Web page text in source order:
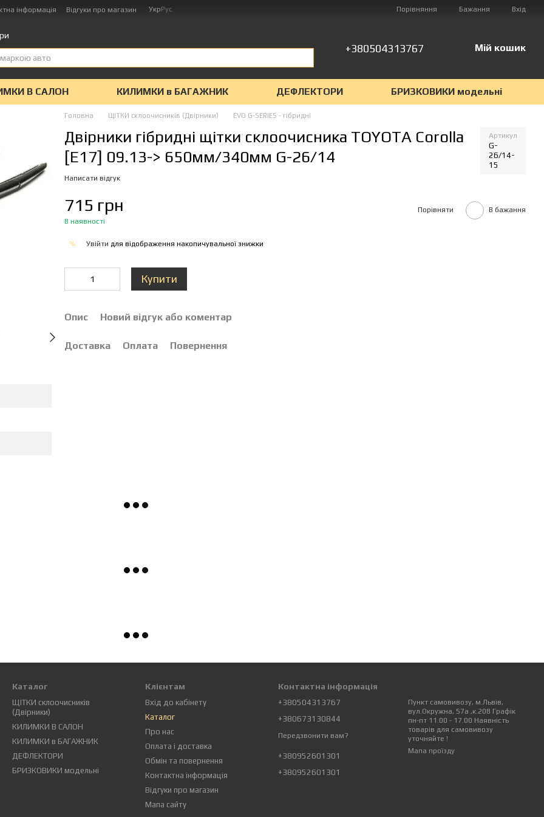
інформація Відгуки про магазин УкрРус Порівняння Бажання Вхід
+380504313767 Мій кошик
В САЛОН КИЛИМКИ в БАГАЖНИК ДЕФЛЕКТОРИ БРИЗКОВИКИ модельні
Головна ЩІТКИ склоочисників (Двірники) EVO G-SERIES - гібридні
Двірники гібридні щітки склоочисника TOYOTA Corolla
[E17] 09.13-> 650мм/340мм G-26/14
Артикул
G-
26/14-
15
Написати відгук
715 грн
В наявності
Порівняти В бажання
% Увійти для відображення накопичувальної знижки
Купити
Опис Новий відгук або коментар
Доставка Оплата Повернення
Каталог
ЩІТКИ склоочисників
(Двірники)
КИЛИМКИ В САЛОН
КИЛИМКИ в БАГАЖНИК
ДЕФЛЕКТОРИ
БРИЗКОВИКИ модельні
Клієнтам
Вхід до кабінету
Каталог
Про нас
Оплата і доставка
Обмін та повернення
Контактна інформація
Відгуки про магазин
Мапа сайту
Контактна інформація
+380504313767
+380673130844
Передзвонити вам?
+380952601301
+380952601301
Пункт самовивозу, м.Львів,
вул.Окружна, 57а ,к.208 Графік
пн-пт 11.00 - 17.00 Наявність
товарів для самовивозу
уточняйте !
Мапа проїзду